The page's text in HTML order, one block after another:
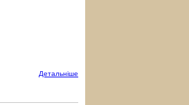
Детальнiше